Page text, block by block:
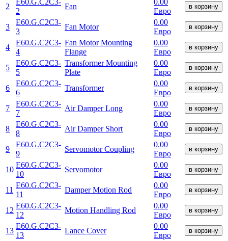
2
2
Fan
Евро
в корзину
3
E60.G.C2C3-
3
Fan Motor
0.00
Евро
в корзину
4
E60.G.C2C3-
4
Fan Motor Mounting
Flange
0.00
Евро
в корзину
5
E60.G.C2C3-
5
Transformer Mounting
Plate
0.00
Евро
в корзину
6
E60.G.C2C3-
6
Transformer
0.00
Евро
в корзину
7
E60.G.C2C3-
7
Air Damper Long
0.00
Евро
в корзину
8
E60.G.C2C3-
8
Air Damper Short
0.00
Евро
в корзину
9
E60.G.C2C3-
9
Servomotor Coupling
0.00
Евро
в корзину
10
E60.G.C2C3-
10
Servomotor
0.00
Евро
в корзину
11
E60.G.C2C3-
11
Damper Motion Rod
0.00
Евро
в корзину
12
E60.G.C2C3-
12
Motion Handling Rod
0.00
Евро
в корзину
13
E60.G.C2C3-
13
Lance Cover
0.00
Евро
в корзину